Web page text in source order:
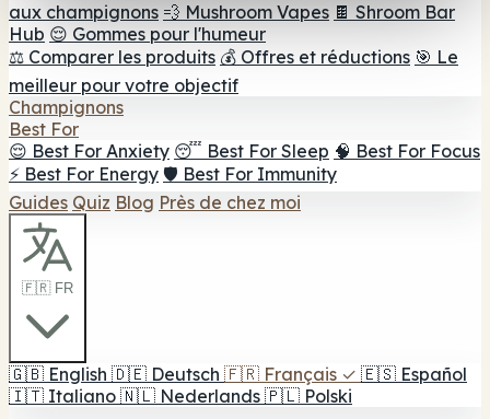
aux champignons 💨 Mushroom Vapes 🍫 Shroom Bar
Hub 😌 Gommes pour l'humeur
⚖️ Comparer les produits 💰 Offres et réductions 🎯 Le
meilleur pour votre objectif
Champignons
Best For
😌 Best For Anxiety 😴 Best For Sleep 🧠 Best For Focus
⚡ Best For Energy 🛡️ Best For Immunity
Guides Quiz Blog Près de chez moi
🇫🇷 FR
🇬🇧 English 🇩🇪 Deutsch 🇫🇷 Français ✓ 🇪🇸 Español
🇮🇹 Italiano 🇳🇱 Nederlands 🇵🇱 Polski